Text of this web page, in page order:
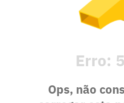
Erro:
Ops, não